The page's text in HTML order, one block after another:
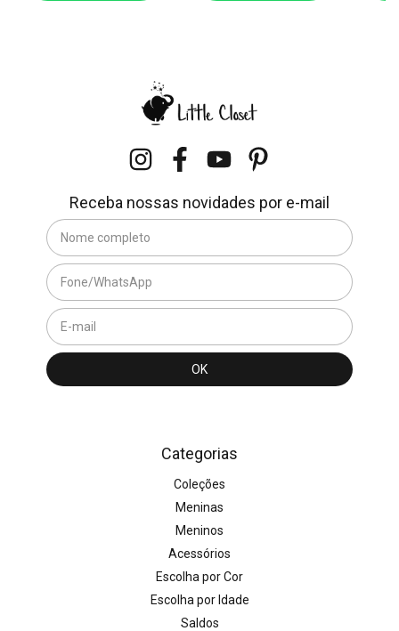
Receba nossas novidades por e-mail
Categorias
Coleções
Meninas
Meninos
Acessórios
Escolha por Cor
Escolha por Idade
Saldos